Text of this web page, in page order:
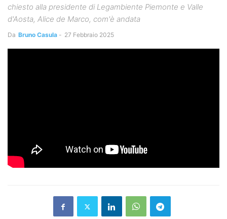
chiesto alla presidente di Legambiente Piemonte e Valle
d'Aosta, Alice de Marco, com'è andata
Da Bruno Casula - 27 Febbraio 2025